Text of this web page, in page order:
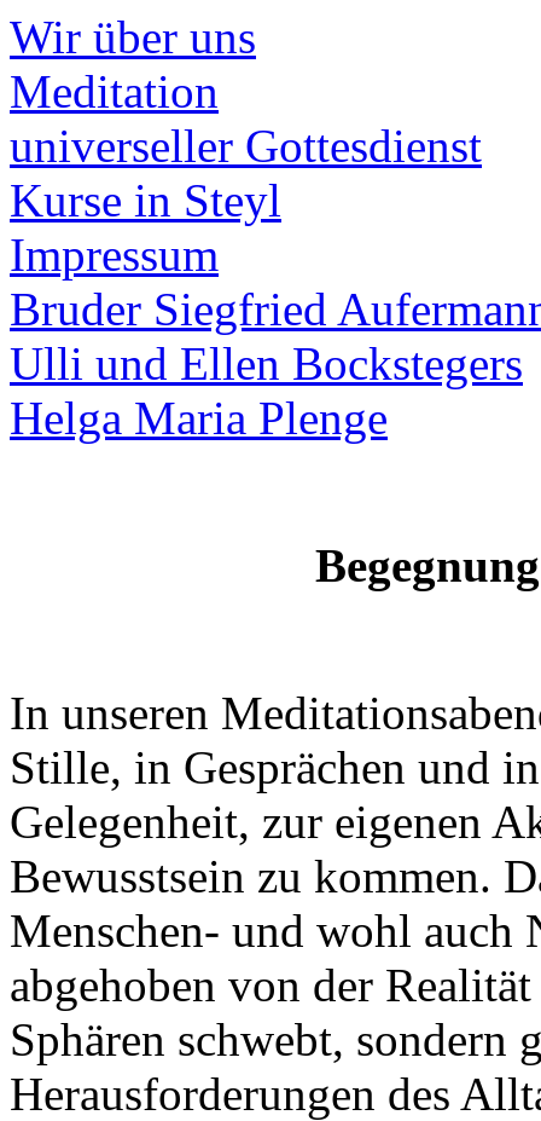
Wir über uns
Meditation
universeller Gottesdienst
Kurse in Steyl
Impressum
Bruder Siegfried
Ulli und Ellen Bockstegers
Helga Maria Plenge
In unseren
Stille, in Gesprächen und
Gelegenheit, zur eigenen
Bewusstsein zu kommen.
Menschen- und wohl auch
abgehoben von der
Sphären schwebt, sondern
Herausforderungen des